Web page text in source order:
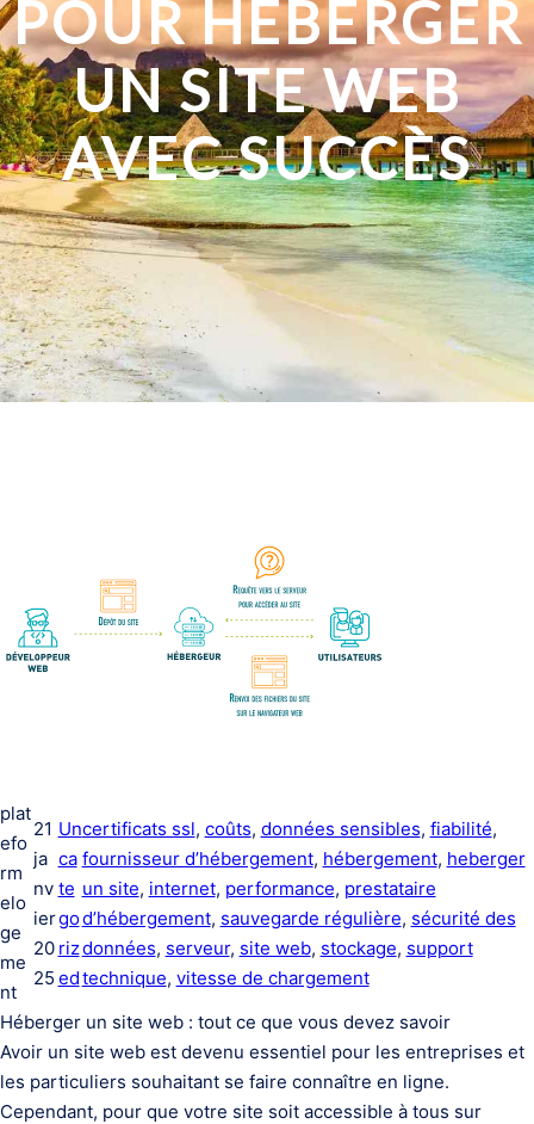
POUR HÉBERGER
UN SITE WEB
AVEC SUCCÈS
plat
efo
rm
elo
ge
me
nt
21
ja
nv
ier
20
25
Un
ca
te
go
riz
ed
certificats ssl, coûts, données sensibles, fiabilité
fournisseur d’hébergement, hébergement, heberger
un site, internet, performance, prestataire
d’hébergement, sauvegarde régulière, sécurité des
données, serveur, site web, stockage, support
technique, vitesse de chargement
Héberger un site web : tout ce que vous devez savoir
Avoir un site web est devenu essentiel pour les entreprises et
les particuliers souhaitant se faire connaître en ligne.
Cependant, pour que votre site soit accessible à tous sur